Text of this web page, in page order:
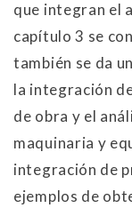
que integran el
capítulo 3 se
también se da
la integración
de obra y el
maquinaria y
integración de
ejemplos de